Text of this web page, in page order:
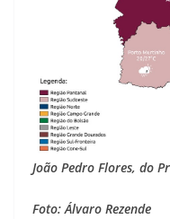
João Pedro Flores, do
Foto: Álvaro Rezende